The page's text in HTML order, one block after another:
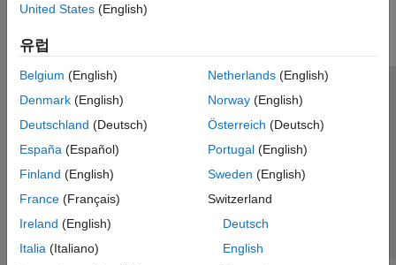
United States (English)
유럽
Belgium (English)
Denmark (English)
Deutschland (Deutsch)
España (Español)
Finland (English)
France (Français)
Ireland (English)
Italia (Italiano)
Netherlands(English)
Norway(English)
Österreich (Deutsch)
Portugal(English)
Sweden (English)
Switzerland
Deutsch
English
신뢰 센터 등록 상표 개인정보 취급방침
불법 복제 방지
애플리케이션 상태
© 1994-2026 The MathWorks, Inc.